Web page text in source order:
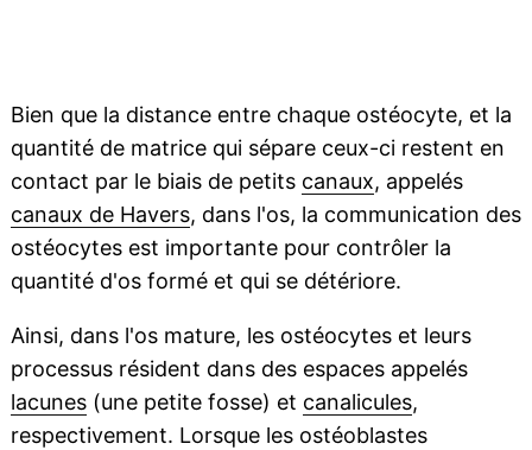
Bien que la distance entre chaque ostéocyte, et la
quantité de matrice qui sépare ceux-ci restent en
contact par le biais de petits canaux, appelés
canaux de Havers, dans l'os, la communication des
ostéocytes est importante pour contrôler la
quantité d'os formé et qui se détériore.
Ainsi, dans l'os mature, les ostéocytes et leurs
processus résident dans des espaces appelés
lacunes(une petite fosse) et canalicules,
respectivement. Lorsque les ostéoblastes